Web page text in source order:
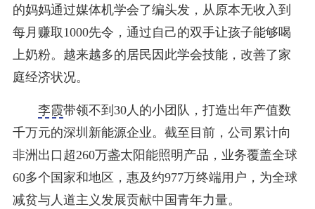
的妈妈通过媒体机学会了编头发，从原本无收入到
每月赚取1000先令，通过自己的双手让孩子能够喝
上奶粉。越来越多的居民因此学会技能，改善了家
庭经济状况。
李霞带领不到30人的小团队，打造出年产值数
千万元的深圳新能源企业。截至目前，公司累计向
非洲出口超260万盏太阳能照明产品，业务覆盖全球
60多个国家和地区，惠及约977万终端用户，为全球
减贫与人道主义发展贡献中国青年力量。